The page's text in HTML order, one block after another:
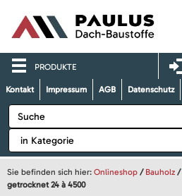
PRODUKTE
Kontakt Impressum AGB Datenschutz
Sie befinden sich hier: Onlineshop / Bauholz /
getrocknet 24 à 4500